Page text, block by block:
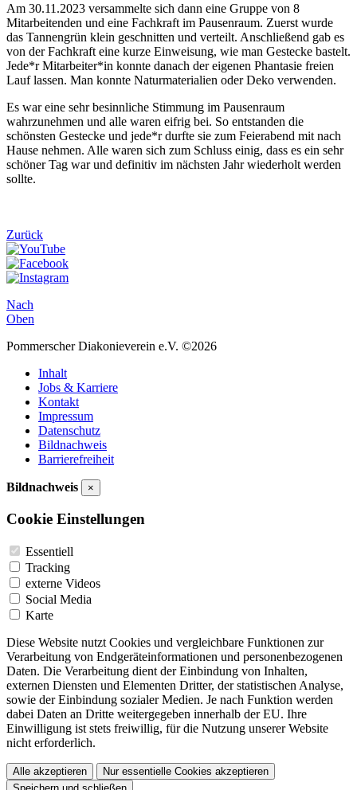
Am 30.11.2023 versammelte sich dann eine Gruppe von 8
Mitarbeitenden und eine Fachkraft im Pausenraum. Zuerst wurde
das Tannengrün klein geschnitten und verteilt. Anschließend gab es
von der Fachkraft eine kurze Einweisung, wie man Gestecke bastelt.
Jede*r Mitarbeiter*in konnte danach der eigenen Phantasie freien
Lauf lassen. Man konnte Naturmaterialien oder Deko verwenden.
Es war eine sehr besinnliche Stimmung im Pausenraum
wahrzunehmen und alle waren eifrig bei. So entstanden die
schönsten Gestecke und jede*r durfte sie zum Feierabend mit nach
Hause nehmen. Alle waren sich zum Schluss einig, dass es ein sehr
schöner Tag war und definitiv im nächsten Jahr wiederholt werden
sollte.
Zurück
Nach
Oben
Pommerscher Diakonieverein e.V. ©2026
Inhalt
Jobs & Karriere
Kontakt
Impressum
Datenschutz
Bildnachweis
Barrierefreiheit
Bildnachweis ×
Cookie Einstellungen
Essentiell
Tracking
externe Videos
Social Media
Karte
Diese Website nutzt Cookies und vergleichbare Funktionen zur
Verarbeitung von Endgeräteinformationen und personenbezogenen
Daten. Die Verarbeitung dient der Einbindung von Inhalten,
externen Diensten und Elementen Dritter, der statistischen Analyse,
sowie der Einbindung sozialer Medien. Je nach Funktion werden
dabei Daten an Dritte weitergegeben innerhalb der EU. Ihre
Einwilligung ist stets freiwillig, für die Nutzung unserer Website
nicht erforderlich.
Alle akzeptieren
Nur essentielle Cookies akzeptieren